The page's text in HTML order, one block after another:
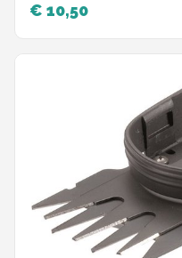
€ 10,50